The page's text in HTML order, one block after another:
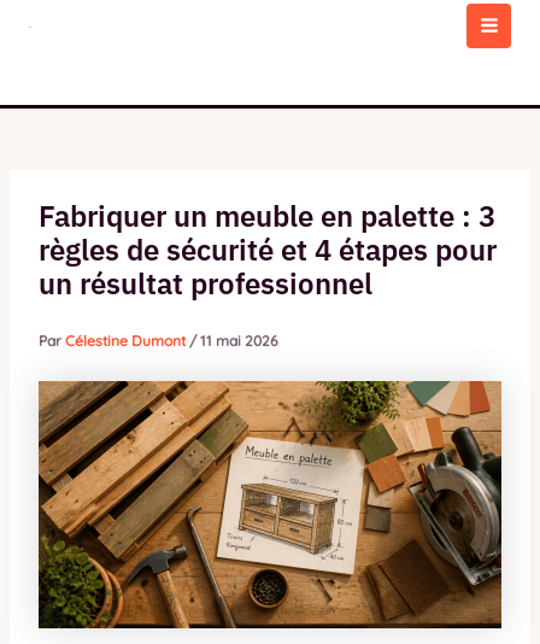
Fabriquer un meuble en palette : 3
règles de sécurité et 4 étapes pour
un résultat professionnel
Par Célestine Dumont/11 mai 2026